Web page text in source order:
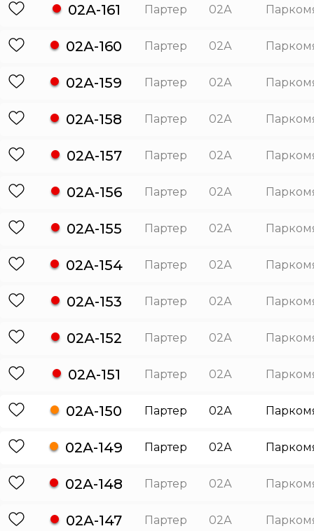
02А-161 Партер 02А
02А-160 Партер 02А
02А-159 Партер 02А
02А-158 Партер 02А
02А-157 Партер 02А
02А-156 Партер 02А
02А-155 Партер 02А
02А-154 Партер 02А
02А-153 Партер 02А
02А-152 Партер 02А
02А-151 Партер 02А
02А-150 Партер 02А
02А-149 Партер 02А
02А-148 Партер 02А
02А-147 Партер 02А